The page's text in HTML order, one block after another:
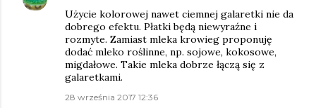
Użycie kolorowej nawet ciemnej galaretki nie da
dobrego efektu. Płatki będą niewyraźne i
rozmyte. Zamiast mleka krowieg proponuję
dodać mleko roślinne, np. sojowe, kokosowe,
migdałowe. Takie mleka dobrze łączą się z
galaretkami.
28 września 2017 12:36